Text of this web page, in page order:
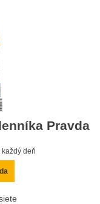
Pravda
deň